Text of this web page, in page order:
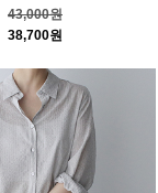
43,000원
38,700원